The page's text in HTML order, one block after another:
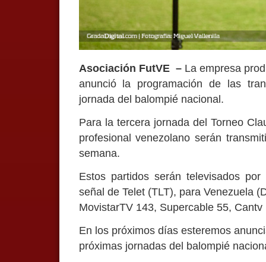
Asociación FutVE –La empresa
anunció la programación de las
jornada del balompié nacional.
Para la tercera jornada del Torneo
profesional venezolano serán
semana.
Estos partidos serán televisados
señal de Telet (TLT), para Venezuela
MovistarTV 143, Supercable 55,
En los próximos días esteremos
próximas jornadas del balompié